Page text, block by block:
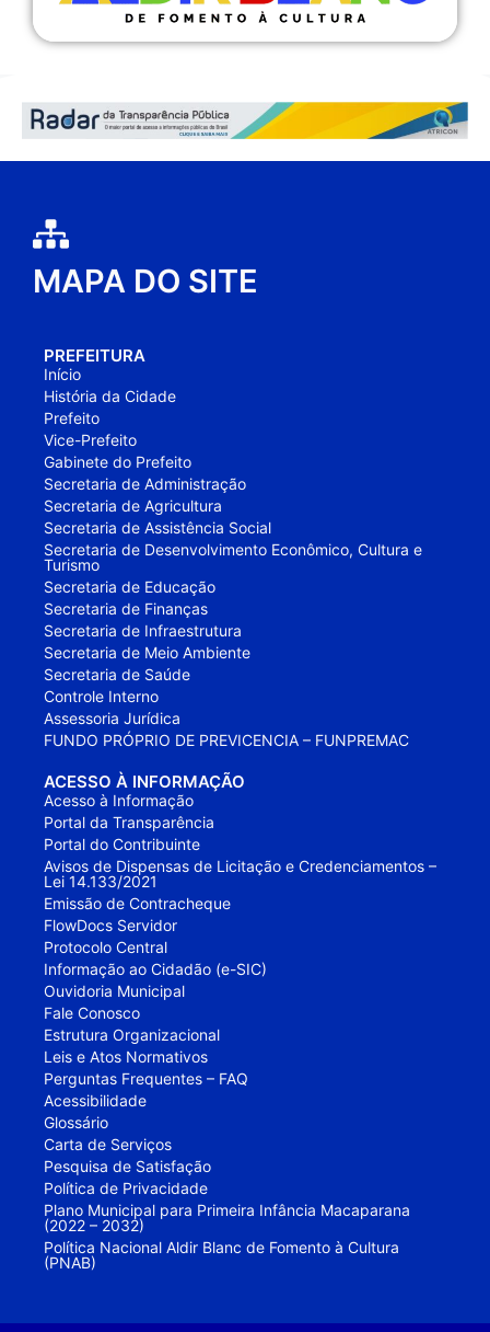
MAPA DO SITE
PREFEITURA
Início
História da Cidade
Prefeito
Vice-Prefeito
Gabinete do Prefeito
Secretaria de Administração
Secretaria de Agricultura
Secretaria de Assistência Social
Secretaria de Desenvolvimento Econômico, Cultura e
Turismo
Secretaria de Educação
Secretaria de Finanças
Secretaria de Infraestrutura
Secretaria de Meio Ambiente
Secretaria de Saúde
Controle Interno
Assessoria Jurídica
FUNDO PRÓPRIO DE PREVICENCIA – FUNPREMAC
ACESSO À INFORMAÇÃO
Acesso à Informação
Portal da Transparência
Portal do Contribuinte
Avisos de Dispensas de Licitação e Credenciamentos –
Lei 14.133/2021
Emissão de Contracheque
FlowDocs Servidor
Protocolo Central
Informação ao Cidadão (e-SIC)
Ouvidoria Municipal
Fale Conosco
Estrutura Organizacional
Leis e Atos Normativos
Perguntas Frequentes – FAQ
Acessibilidade
Glossário
Carta de Serviços
Pesquisa de Satisfação
Política de Privacidade
Plano Municipal para Primeira Infância Macaparana
(2022 – 2032)
Política Nacional Aldir Blanc de Fomento à Cultura
(PNAB)